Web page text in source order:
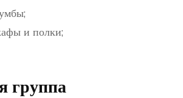
и полки;
группа